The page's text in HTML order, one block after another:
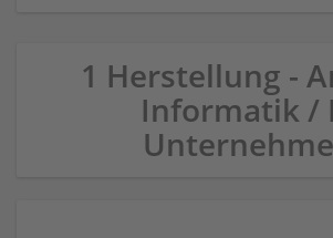
1 Herstellung -
Informatik /